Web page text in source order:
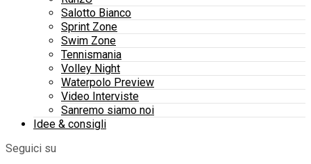
Salotto Bianco
Sprint Zone
Swim Zone
Tennismania
Volley Night
Waterpolo Preview
Video Interviste
Sanremo siamo noi
Idee & consigli
Seguici su